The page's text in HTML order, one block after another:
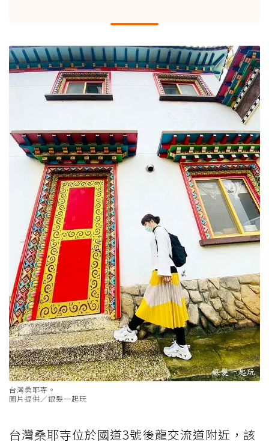
台灣桑耶寺。
圖片提供／銀髮一起玩
台灣桑耶寺位於國道3號後龍交流道附近，該